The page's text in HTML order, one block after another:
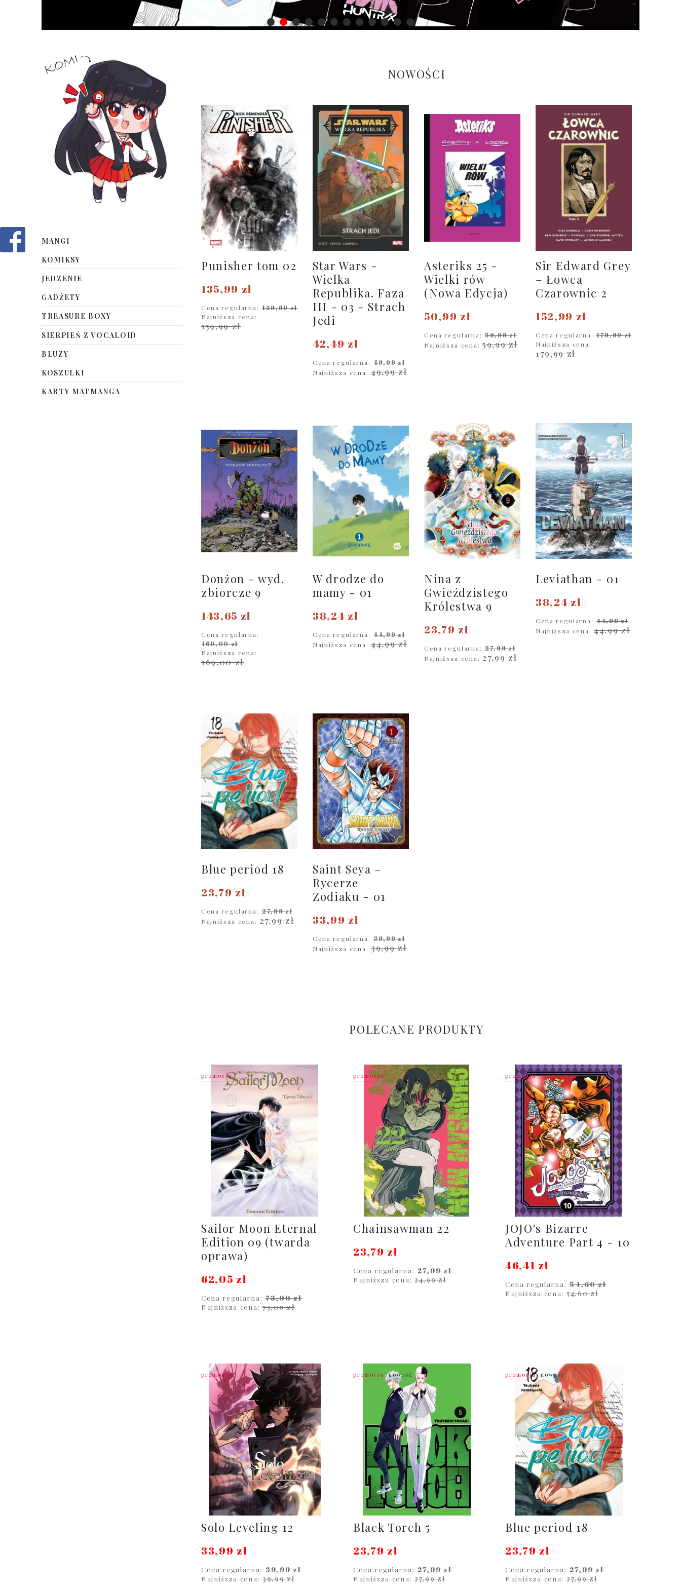
MANGI
KOMIKSY
JEDZENIE
GADŻETY
TREASURE BOXY
SIERPIEŃ Z VOCALOID
BLUZY
KOSZULKI
KARTY MATMANGA
NOWOŚCI
Punisher tom 02
135,99 zł
Cena regularna: 159,99 zł
Najniższa cena:
159,99 zł
Star Wars -
Wielka
Republika. Faza
III - 03 - Strach
Jedi
42,49 zł
Cena regularna: 49,99 zł
Najniższa cena: 49,99 zł
Asteriks 25 -
Wielki rów
(Nowa Edycja)
50,99 zł
Cena regularna: 59,99 zł
Najniższa cena: 59,99 zł
Sir Edward Grey
– Łowca
Czarownic 2
152,99 zł
Cena regularna: 179,99 zł
Najniższa cena:
179,99 zł
Donżon - wyd.
zbiorcze 9
143,65 zł
Cena regularna:
169,00 zł
Najniższa cena:
169,00 zł
W drodze do
mamy - 01
38,24 zł
Cena regularna: 44,99 zł
Najniższa cena: 44,99 zł
Nina z
Gwieździstego
Królestwa 9
23,79 zł
Cena regularna: 27,99 zł
Najniższa cena: 27,99 zł
Leviathan - 01
38,24 zł
Cena regularna: 44,99 zł
Najniższa cena: 44,99 zł
Blue period 18
23,79 zł
Cena regularna: 27,99 zł
Najniższa cena: 27,99 zł
Saint Seya –
Rycerze
Zodiaku - 01
33,99 zł
Cena regularna: 39,99 zł
Najniższa cena: 39,99 zł
POLECANE PRODUKTY
Sailor Moon Eternal
Edition 09 (twarda
oprawa)
62,05 zł
Cena regularna: 73,00 zł
Najniższa cena: 73,00 zł
promocja
Chainsawman 22
23,79 zł
Cena regularna: 27,99 zł
Najniższa cena: 24,99 zł
promocja
JOJO's Bizarre
Adventure Part 4 - 10
46,41 zł
Cena regularna: 54,60 zł
Najniższa cena: 54,60 zł
promocja
Solo Leveling 12
33,99 zł
Cena regularna: 39,99 zł
Najniższa cena: 39,99 zł
promocja
Black Torch 5
23,79 zł
Cena regularna: 27,99 zł
Najniższa cena: 27,99 zł
promocja nowość
Blue period 18
23,79 zł
Cena regularna: 27,99 zł
Najniższa cena: 27,99 zł
promocja nowość